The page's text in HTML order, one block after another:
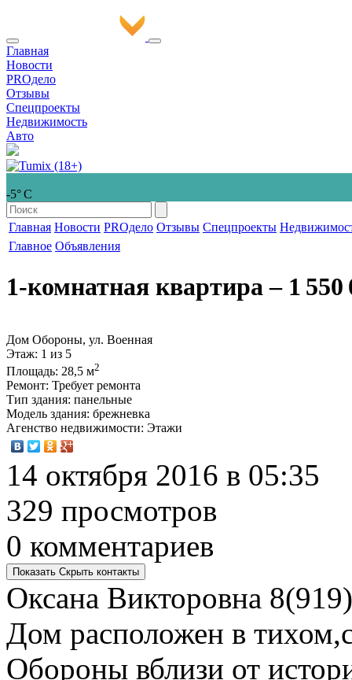
Главная
Новости
PROдело
Отзывы
Спецпроекты
Недвижимость
Авто
-5° С
Главная Новости PROдело Отзывы Спецпроекты
Главное Объявления
1-комнатная квартира‒ 1 550
Дом Обороны, ул. Военная
Этаж: 1 из 5
Площадь: 28,5 м2
Ремонт: Требует ремонта
Тип здания: панельные
Модель здания: брежневка
Агенство недвижимости: Этажи
14 октября 2016 в 05:35
329 просмотров
0 комментариев
Показать Скрыть контакты
Оксана Викторовна
Дом расположен в
Обороны вблизи от